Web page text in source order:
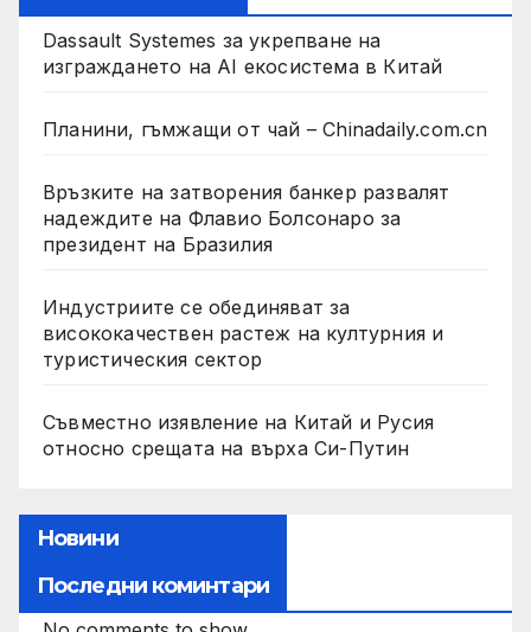
Dassault Systemes за укрепване на
изграждането на AI екосистема в Китай
Планини, гъмжащи от чай – Chinadaily.com.cn
Връзките на затворения банкер развалят
надеждите на Флавио Болсонаро за
президент на Бразилия
Индустриите се обединяват за
висококачествен растеж на културния и
туристическия сектор
Съвместно изявление на Китай и Русия
относно срещата на върха Си-Путин
Новини
Последни коминтари